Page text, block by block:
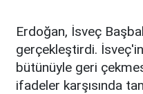
Erdoğan, İsveç
gerçekleştirdi.
bütünüyle geri
ifadeler karşısında